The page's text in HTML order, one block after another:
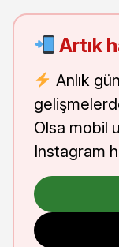
Artık
Anlık
Olsa mobil
Instagram